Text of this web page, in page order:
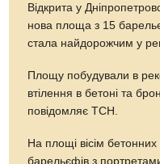
Відкрита у
нова площа з 15
стала найдорожчим у
Площу побудували в
втілення в бетоні та
повідомляє ТСН.
На площі вісім
барельєфів з